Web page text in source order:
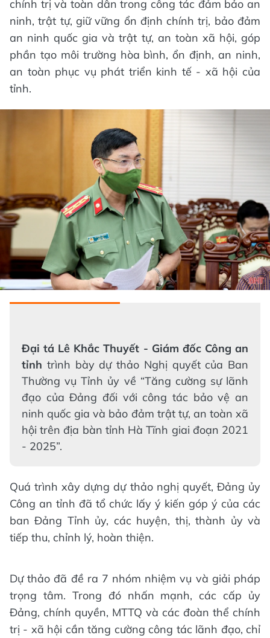
chính trị và toàn dân trong công tác đảm bảo an
ninh, trật tự, giữ vững ổn định chính trị, bảo đảm
an ninh quốc gia và trật tự, an toàn xã hội, góp
phần tạo môi trường hòa bình, ổn định, an ninh,
an toàn phục vụ phát triển kinh tế - xã hội của
tỉnh.
Đại tá Lê Khắc Thuyết - Giám đốc Công an
tỉnh trình bày dự thảo Nghị quyết của Ban
Thường vụ Tỉnh ủy về “Tăng cường sự lãnh
đạo của Đảng đối với công tác bảo vệ an
ninh quốc gia và bảo đảm trật tự, an toàn xã
hội trên địa bàn tỉnh Hà Tĩnh giai đoạn 2021
- 2025”.
Quá trình xây dựng dự thảo nghị quyết, Đảng ủy
Công an tỉnh đã tổ chức lấy ý kiến góp ý của các
ban Đảng Tỉnh ủy, các huyện, thị, thành ủy và
tiếp thu, chỉnh lý, hoàn thiện.
Dự thảo đã đề ra 7 nhóm nhiệm vụ và giải pháp
trọng tâm. Trong đó nhấn mạnh, các cấp ủy
Đảng, chính quyền, MTTQ và các đoàn thể chính
trị - xã hội cần tăng cường công tác lãnh đạo, chỉ